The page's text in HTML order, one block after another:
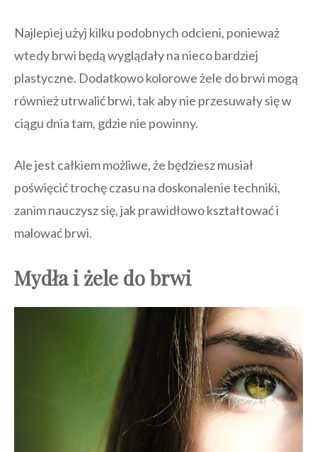
Najlepiej użyj kilku podobnych odcieni, ponieważ
wtedy brwi będą wyglądały na nieco bardziej
plastyczne. Dodatkowo kolorowe żele do brwi mogą
również utrwalić brwi, tak aby nie przesuwały się w
ciągu dnia tam, gdzie nie powinny.
Ale jest całkiem możliwe, że będziesz musiał
poświęcić trochę czasu na doskonalenie techniki,
zanim nauczysz się, jak prawidłowo kształtować i
malować brwi.
Mydła i żele do brwi